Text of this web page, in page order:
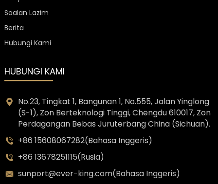
Soalan Lazim
Berita
Hubungi Kami
HUBUNGI KAMI
No.23, Tingkat 1, Bangunan 1, No.555, Jalan Yinglong
(S-1), Zon Berteknologi Tinggi, Chengdu 610017, Zon
Perdagangan Bebas Juruterbang China (Sichuan).
+86 15608067282(Bahasa Inggeris)
+86 13678251115(Rusia)
sunport@ever-king.com(Bahasa Inggeris)